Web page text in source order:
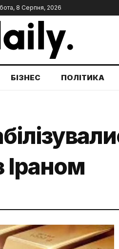
8 Серпня, 2026
БІЗНЕС ПОЛІТИКА
Іраном